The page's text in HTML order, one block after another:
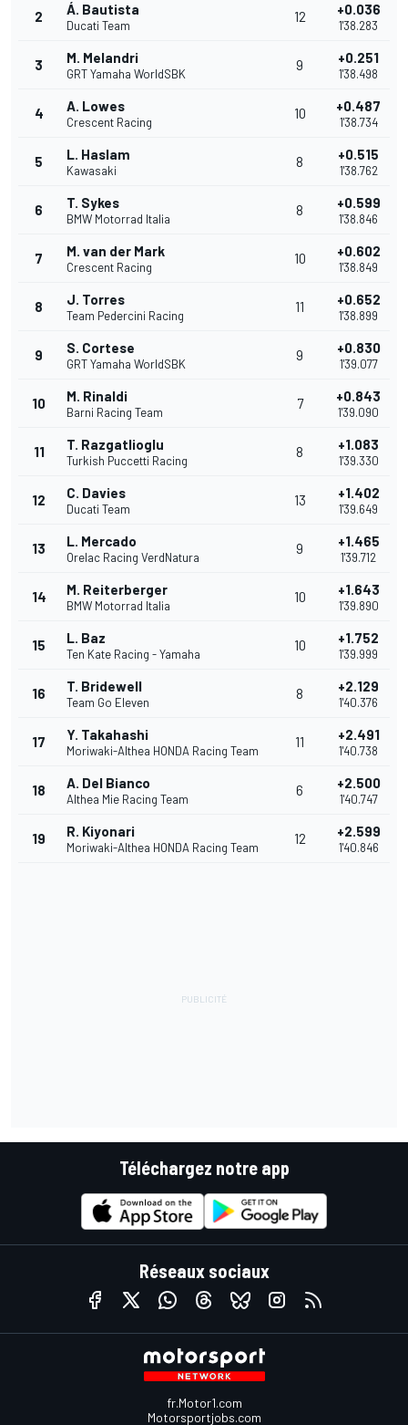
2 Á. Bautista
Ducati Team
12 +0.036
1'38.283
3 M. Melandri
GRT Yamaha WorldSBK
9 +0.251
1'38.498
4 A. Lowes
Crescent Racing
10 +0.487
1'38.734
5 L. Haslam
Kawasaki
8 +0.515
1'38.762
6 T. Sykes
BMW Motorrad Italia
8 +0.599
1'38.846
7 M. van der Mark
Crescent Racing
10 +0.602
1'38.849
8 J. Torres
Team Pedercini Racing
11 +0.652
1'38.899
9 S. Cortese
GRT Yamaha WorldSBK
9 +0.830
1'39.077
10 M. Rinaldi
Barni Racing Team
7 +0.843
1'39.090
11 T. Razgatlioglu
Turkish Puccetti Racing
8 +1.083
1'39.330
12 C. Davies
Ducati Team
13 +1.402
1'39.649
13 L. Mercado
Orelac Racing VerdNatura
9 +1.465
1'39.712
14 M. Reiterberger
BMW Motorrad Italia
10 +1.643
1'39.890
15 L. Baz
Ten Kate Racing - Yamaha
10 +1.752
1'39.999
16 T. Bridewell
Team Go Eleven
8 +2.129
1'40.376
17 Y. Takahashi
Moriwaki-Althea HONDA Racing Team
11 +2.491
1'40.738
18 A. Del Bianco
Althea Mie Racing Team
6 +2.500
1'40.747
19 R. Kiyonari
Moriwaki-Althea HONDA Racing Team
12 +2.599
1'40.846
Téléchargez notre app
Réseaux sociaux
fr.Motor1.com
Motorsportjobs.com